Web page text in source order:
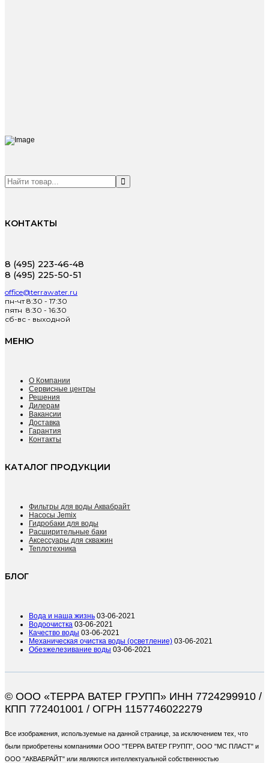
КОНТАКТЫ
8 (495) 223-46-48
8 (495) 225-50-51
office@terrawater.ru
пн-чт 8:30 - 17:30
пятн 8:30 - 16:30
сб-вс - выходной
МЕНЮ
О Компании
Сервисные центры
Решения
Дилерам
Вакансии
Доставка
Гарантия
Контакты
КАТАЛОГ ПРОДУКЦИИ
Фильтры для воды Аквабрайт
Насосы Jemix
Гидробаки для воды
Расширительные баки
Аксессуары для скважин
Теплотехника
БЛОГ
Вода и наша жизнь 03-06-2021
Водоочистка 03-06-2021
Качество воды 03-06-2021
Механическая очистка воды (осветление) 03-06-2021
Обезжелезивание воды 03-06-2021
© ООО «ТЕРРА ВАТЕР ГРУПП» ИНН 7724299910 /
КПП 772401001 / ОГРН 1157746022279
Все изображения, используемые на данной странице, за исключением тех, что
были приобретены компаниями ООО "ТЕРРА ВАТЕР ГРУПП", ООО "МС ПЛАСТ" и
ООО "АКВАБРАЙТ" или являются интеллектуальной собственностью